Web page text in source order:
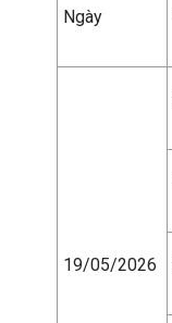
Ngày
19/05/2026